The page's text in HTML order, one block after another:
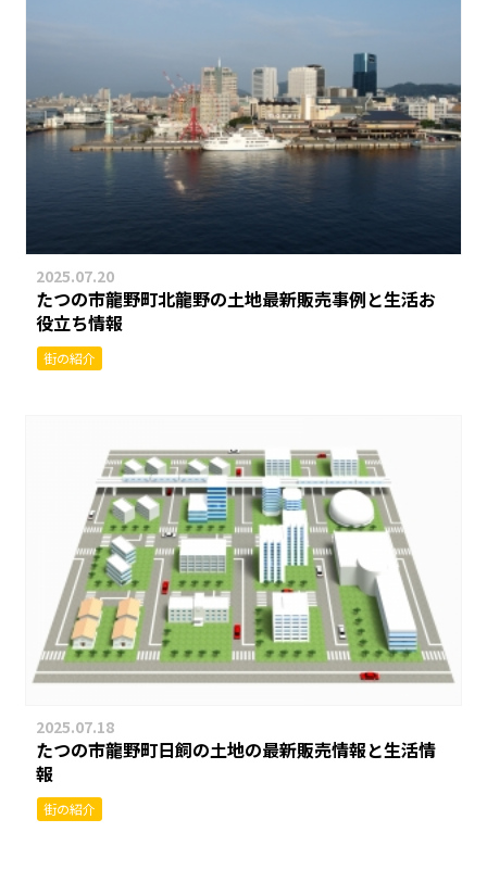
2025.07.20
たつの市龍野町北龍野の土地最新販売事例と生活お
役立ち情報
街の紹介
2025.07.18
たつの市龍野町日飼の土地の最新販売情報と生活情
報
街の紹介